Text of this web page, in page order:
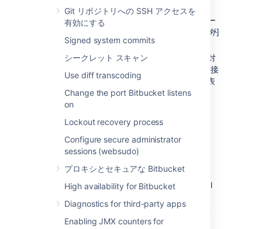
Git リポジトリへの SSH アクセスを
有効にする
Signed system commits
シークレット スキャン
Use diff transcoding
Change the port Bitbucket listens
on
Lockout recovery process
Configure secure administrator
sessions (websudo)
プロキシとセキュアな Bitbucket
High availability for Bitbucket
Diagnostics for third-party apps
Enabling JMX counters for
ョンでは双方向通信は不要です。
ステータス:
接続の状態。外部アプリケー
アトラシアン以外]
と表示されます。
アクション: 編集や削除など、リンクに対
して実行できるアクション。OAuth 2.0 接
続の場合は、さらに OAuth 認証情報が表
示されます。
Link to Atlassian products
external applications using
OAuth 1.0
To link to other Atlassian products or external
成] を選択します。